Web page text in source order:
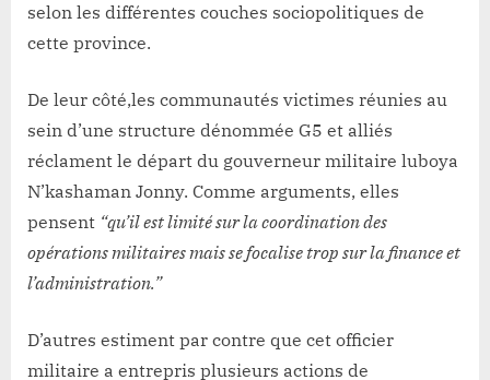
selon les différentes couches sociopolitiques de
cette province.
De leur côté,les communautés victimes réunies au
sein d’une structure dénommée G5 et alliés
réclament le départ du gouverneur militaire luboya
N’kashaman Jonny. Comme arguments, elles
pensent “qu’il est limité sur la coordination des
opérations militaires mais se focalise trop sur la finance et
l’administration.”
D’autres estiment par contre que cet officier
militaire a entrepris plusieurs actions de